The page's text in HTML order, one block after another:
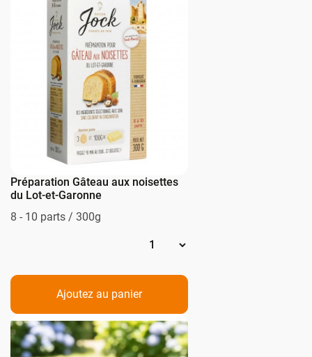
Préparation Gâteau aux noisettes
du Lot-et-Garonne
8 - 10 parts / 300g
Ajoutez au panier